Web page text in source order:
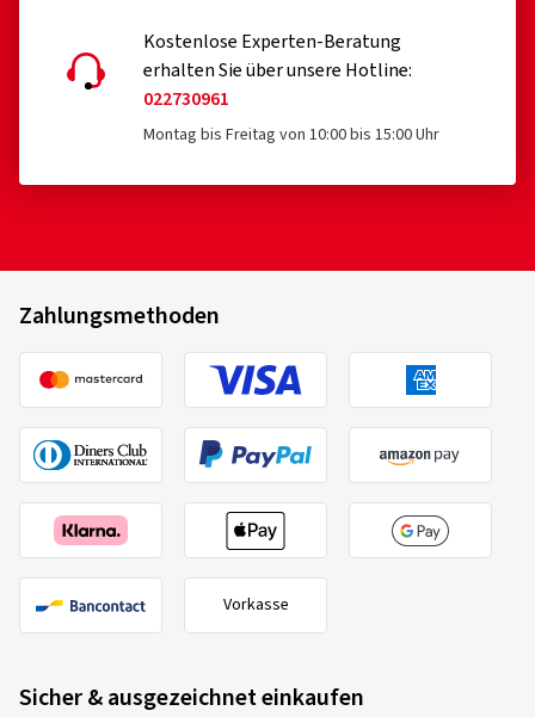
Kostenlose Experten-Beratung
erhalten Sie über unsere Hotline:
022730961
Montag bis Freitag von 10:00 bis 15:00 Uhr
Zahlungsmethoden
Vorkasse
Sicher & ausgezeichnet einkaufen